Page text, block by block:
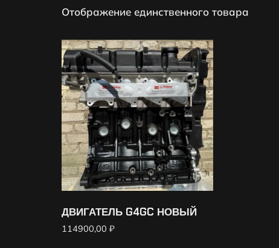
Отображение единственного товара
ДВИГАТЕЛЬ G4GC НОВЫЙ
114900,00 ₽